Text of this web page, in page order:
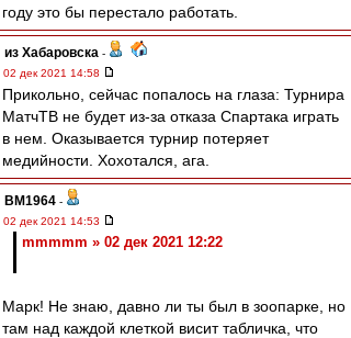
году это бы перестало работать.
из Хабаровска -
02 дек 2021 14:58
Прикольно, сейчас попалось на глаза: Турнира
МатчТВ не будет из-за отказа Спартака играть
в нем. Оказывается турнир потеряет
медийности. Хохотался, ага.
BM1964 -
02 дек 2021 14:53
mmmmm » 02 дек 2021 12:22
Марк! Не знаю, давно ли ты был в зоопарке, но
там над каждой клеткой висит табличка, что